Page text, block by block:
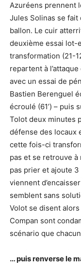
Azuréens prennent
Jules Solinas se
ballon. Le cuir
deuxième essai lot-
transformation (21-
repartent à
avec un essai de
Bastien Berenguel
écroulé (61’) – puis
Tolot deux minutes
défense des locaux
cette fois-ci
pas et se retrouve
pas prier et ajoute
viennent
semblent sans
Volot se disent alors
Compan sont
scénario que
… puis renverse le